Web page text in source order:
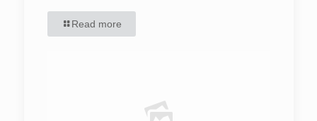
Read more